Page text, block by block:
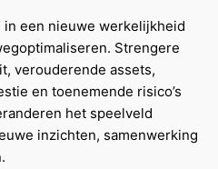
een nieuwe werkelijkheid
Strengere
verouderende assets,
en toenemende risico’s
het speelveld
inzichten, samenwerking